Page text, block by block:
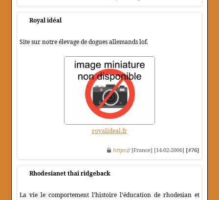
Royal idéal
Site sur notre élevage de dogues allemands lof.
royalideal.fr
https:// [France] [14-02-2006] [#76]
Rhodesianet thai ridgeback
La vie le comportement l'histoire l'éducation de rhodesian et